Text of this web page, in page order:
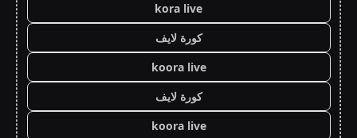
kora live
كورة لايف
koora live
كورة لايف
koora live